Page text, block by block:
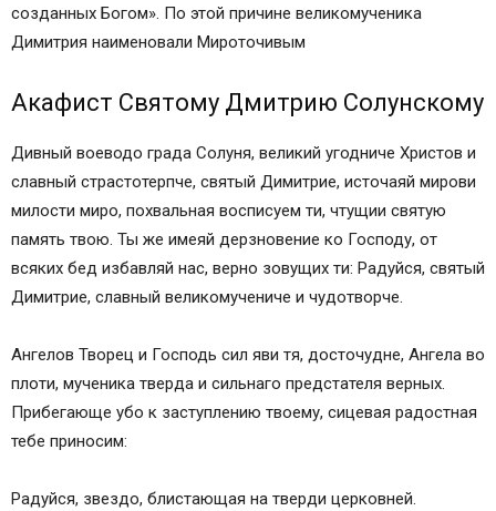
созданных Богом». По этой причине великомученика
Димитрия наименовали Мироточивым
Акафист Святому Дмитрию Солунскому
Дивный воеводо града Солуня, великий угодниче Христов и
славный страстотерпче, святый Димитрие, источаяй мирови
милости миро, похвальная восписуем ти, чтущии святую
память твою. Ты же имеяй дерзновение ко Господу, от
всяких бед избавляй нас, верно зовущих ти: Радуйся, святый
Димитрие, славный великомучениче и чудотворче.
Ангелов Творец и Господь сил яви тя, досточудне, Ангела во
плоти, мученика тверда и сильнаго предстателя верных.
Прибегающе убо к заступлению твоему, сицевая радостная
тебе приносим:
Радуйся, звездо, блистающая на тверди церковней.